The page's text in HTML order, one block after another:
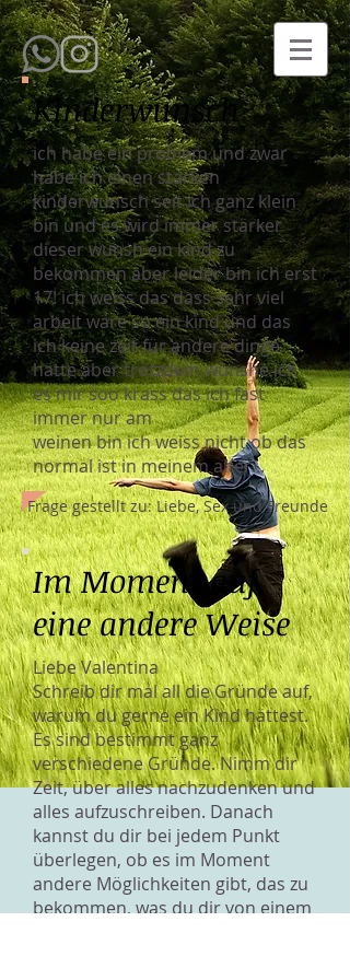
Kinderwunsch
ich habe ein problem und zwar
habe ich einen starken
kinderwunsch seit ich ganz klein
bin und es wird immer stärker
dieser wunsh ein kind zu
bekommen aber leider bin ich erst
17! ich weiss das dass sehr viel
arbeit wäre so ein kind und das
ich keine zeit für andere dinge
hätte aber trotzdem wünshe ich
es mir soo krass das ich fast
immer nur am
weinen bin ich weiss nicht ob das
normal ist in meinem alter...
Frage gestellt zu: Liebe, Sex und Freunde
Im Moment auf
eine andere Weise
Liebe Valentina
Schreib dir mal all die Gründe auf,
warum du gerne ein Kind hättest.
Es sind bestimmt ganz
verschiedene Gründe. Nimm dir
Zeit, über alles nachzudenken und
alles aufzuschreiben. Danach
kannst du dir bei jedem Punkt
überlegen, ob es im Moment
andere Möglichkeiten gibt, das zu
bekommen, was du dir von einem